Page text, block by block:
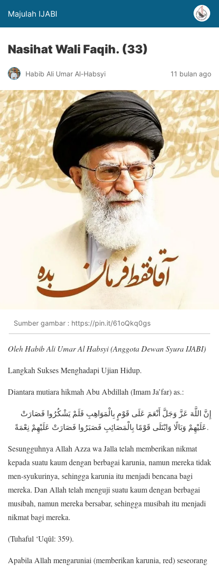
Majulah IJABI
Nasihat Wali Faqih. (33)
Habib Ali Umar Al-Habsyi 11 bulan ago
Sumber gambar : https://pin.it/61oQkq0gs
Oleh Habib Ali Umar Al Habsyi (Anggota Dewan Syura IJABI)
Langkah Sukses Menghadapi Ujian Hidup.
Diantara mutiara hikmah Abu Abdillah (Imam Ja’far) as.:
إِنَّ اللَّهَ عَزَّ وَجَلَّ أَنْعَمَ عَلَى قَوْمٍ بِالْمَوَاهِبِ فَلَمْ يَشْكُرُوا فَصَارَتْ
عَلَيْهِمْ وَبَالًا وَابْتَلَى قَوْمًا بِالْمَصَائِبِ فَصَبَرُوا فَصَارَتْ عَلَيْهِمْ نِعْمَةً.
Sesungguhnya Allah Azza wa Jalla telah memberikan nikmat
kepada suatu kaum dengan berbagai karunia, namun mereka tidak
men-syukurinya, sehingga karunia itu menjadi bencana bagi
mereka. Dan Allah telah menguji suatu kaum dengan berbagai
musibah, namun mereka bersabar, sehingga musibah itu menjadi
nikmat bagi mereka.
(Tuhaful ‘Uqûl: 359).
Apabila Allah mengaruniai (memberikan karunia, red) seseorang